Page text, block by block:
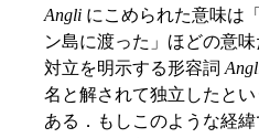
Angli にこめられた意味は
ン島に渡った」ほどの意
対立を明示する形容詞
名と解されて独立したと
ある．もしこのような経緯